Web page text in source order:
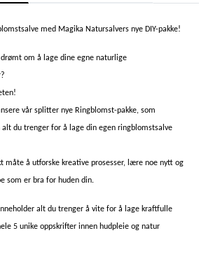
med Magika Natursalvers nye DIY-pakke!
drømt om å lage dine egne naturlige
vår splitter nye Ringblomst-pakke, som
alt du trenger for å lage din egen ringblomstsalve
måte å utforske kreative prosesser, lære noe nytt og
som er bra for huden din.
alt du trenger å vite for å lage kraftfulle
5 unike oppskrifter innen hudpleie og natur